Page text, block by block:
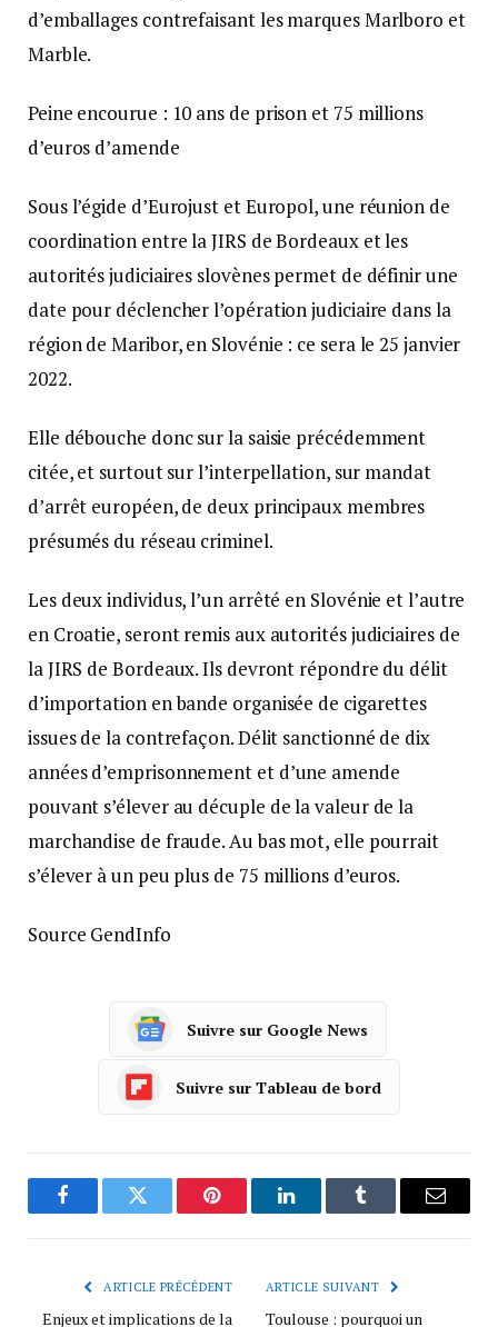
d’emballages contrefaisant les marques Marlboro et
Marble.
Peine encourue : 10 ans de prison et 75 millions
d’euros d’amende
Sous l’égide d’Eurojust et Europol, une réunion de
coordination entre la JIRS de Bordeaux et les
autorités judiciaires slovènes permet de définir une
date pour déclencher l’opération judiciaire dans la
région de Maribor, en Slovénie : ce sera le 25 janvier
2022.
Elle débouche donc sur la saisie précédemment
citée, et surtout sur l’interpellation, sur mandat
d’arrêt européen, de deux principaux membres
présumés du réseau criminel.
Les deux individus, l’un arrêté en Slovénie et l’autre
en Croatie, seront remis aux autorités judiciaires de
la JIRS de Bordeaux. Ils devront répondre du délit
d’importation en bande organisée de cigarettes
issues de la contrefaçon. Délit sanctionné de dix
années d’emprisonnement et d’une amende
pouvant s’élever au décuple de la valeur de la
marchandise de fraude. Au bas mot, elle pourrait
s’élever à un peu plus de 75 millions d’euros.
Source GendInfo
Suivre sur Google News
Suivre sur Tableau de bord
FacebookTwitter Pinterest LinkedInTumblr
ARTICLE PRÉCÉDENT
Enjeux et implications de la
ARTICLE SUIVANT
Toulouse : pourquoi un